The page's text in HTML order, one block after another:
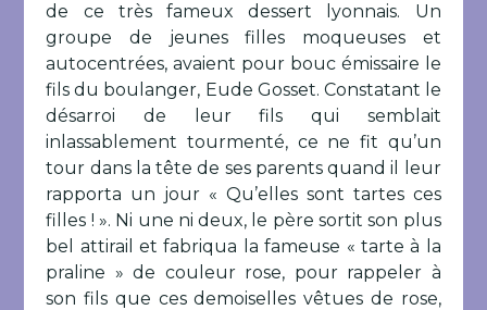
de ce très fameux dessert lyonnais. Un
groupe de jeunes filles moqueuses et
autocentrées, avaient pour bouc émissaire le
fils du boulanger, Eude Gosset. Constatant le
désarroi de leur fils qui semblait
inlassablement tourmenté, ce ne fit qu’un
tour dans la tête de ses parents quand il leur
rapporta un jour « Qu’elles sont tartes ces
filles ! ». Ni une ni deux, le père sortit son plus
bel attirail et fabriqua la fameuse « tarte à la
praline » de couleur rose, pour rappeler à
son fils que ces demoiselles vêtues de rose,